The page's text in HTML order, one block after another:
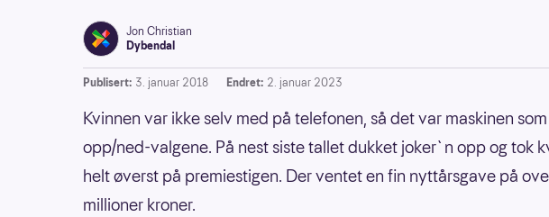
Jon Christian
Dybendal
Publisert: 3. januar 2018 Endret: 2. januar 2023
Kvinnen var ikke selv med på telefonen, så det var maskinen
opp/ned-valgene. På nest siste tallet dukket joker`n opp og tok
helt øverst på premiestigen. Der ventet en fin nyttårsgave på
millioner kroner.